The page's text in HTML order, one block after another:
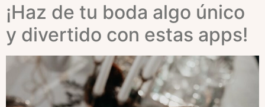
¡Haz de tu boda algo único
y divertido con estas apps!